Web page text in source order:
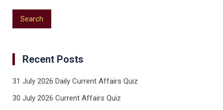
Recent Posts
31 July 2026 Daily Current Affairs Quiz
30 July 2026 Current Affairs Quiz